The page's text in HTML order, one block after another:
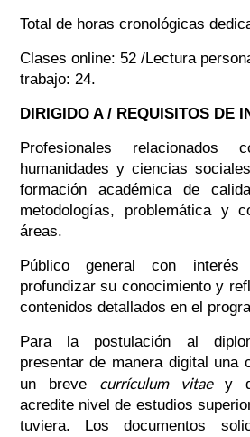
Total de horas cronológicas
Clases online: 52 /Lectura
trabajo: 24.
DIRIGIDO A / REQUISITOS DE
Profesionales
humanidades y ciencias
formación académica de
metodologías, problemática y
áreas.
Público general con
profundizar su conocimiento y
contenidos detallados en el
Para la postulación al
presentar de manera digital una
un breve currículum vitaey
acredite nivel de estudios
tuviera. Los documentos